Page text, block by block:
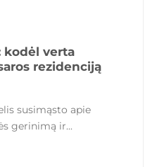
kodėl verta
rezidenciją
susimąsto apie
gerinimą ir...